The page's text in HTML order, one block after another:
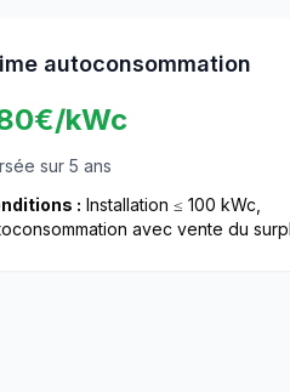
autoconsommation
€/kWc
sur 5 ans
: Installation ≤ 100 kWc,
avec vente du